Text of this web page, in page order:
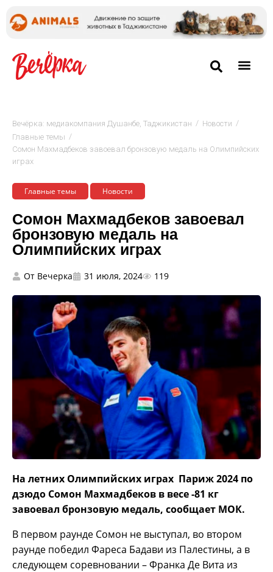
Вечёрка: медиакомпания Душанбе, Таджикистан / Новости /
Главные темы /
Сомон Махмадбеков завоевал бронзовую медаль на Олимпийских
играх
Главные темы Новости
Сомон Махмадбеков завоевал
бронзовую медаль на
Олимпийских играх
От Вечерка 31 июля, 2024 119
На летних Олимпийских играх Париж 2024 по
дзюдо Сомон Махмадбеков в весе -81 кг
завоевал бронзовую медаль, сообщает МОК.
В первом раунде Сомон не выступал, во втором
раунде победил Фареса Бадави из Палестины, а в
следующем соревновании – Франка Де Вита из